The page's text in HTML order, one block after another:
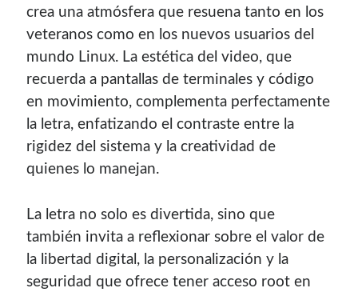
crea una atmósfera que resuena tanto en los
veteranos como en los nuevos usuarios del
mundo Linux. La estética del video, que
recuerda a pantallas de terminales y código
en movimiento, complementa perfectamente
la letra, enfatizando el contraste entre la
rigidez del sistema y la creatividad de
quienes lo manejan.
La letra no solo es divertida, sino que
también invita a reflexionar sobre el valor de
la libertad digital, la personalización y la
seguridad que ofrece tener acceso root en